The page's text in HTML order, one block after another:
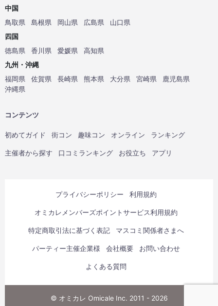
中国
鳥取県
島根県 岡山県 広島県
山口県
四国
徳島県
香川県 愛媛県
高知県
九州・沖縄
福岡県
佐賀県 長崎県 熊本県 大分県 宮崎県
鹿児島県
沖縄県
コンテンツ
初めてガイド 街コン 趣味コン オンライン ランキング
主催者から探す 口コミランキング お役立ち アプリ
プライバシーポリシー 利用規約
オミカレメンバーズポイントサービス利用規約
特定商取引法に基づく表記 マスコミ関係者さまへ
パーティー主催企業様 会社概要 お問い合わせ
よくある質問
© オミカレ Omicale Inc. 2011 - 2026